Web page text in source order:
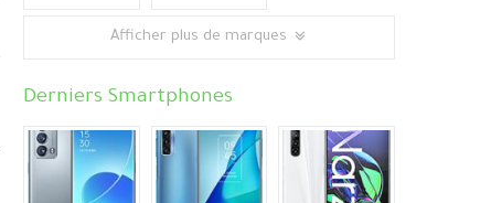
Afficher plus de marques
Derniers Smartphones